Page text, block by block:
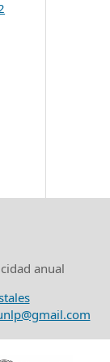
anual